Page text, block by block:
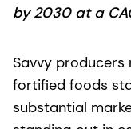
by 2030 at a
Savvy
fortified foods
substantial